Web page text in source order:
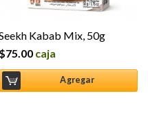
Kabab Mix, 50g
$75.00 caja
Agregar